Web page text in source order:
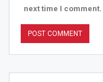
next time I comment.